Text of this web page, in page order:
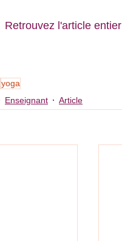
Retrouvez l'article
yoga
Enseignant Article